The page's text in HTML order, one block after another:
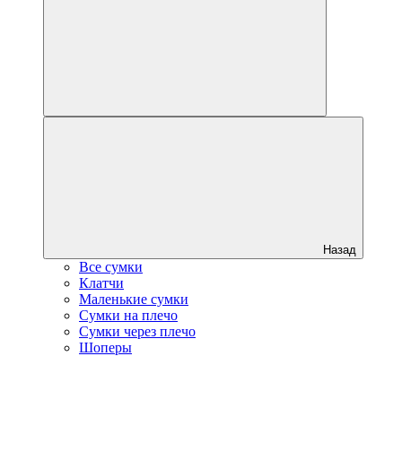
Назад
Все сумки
Клатчи
Маленькие сумки
Сумки на плечо
Сумки через плечо
Шоперы